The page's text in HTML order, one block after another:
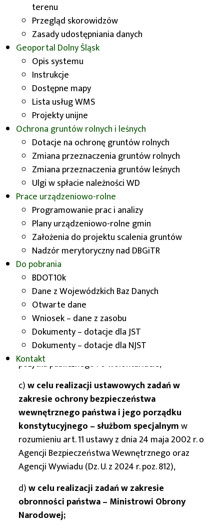
terenu
Przegląd skorowidzów
Zasady udostępniania danych
Geoportal Dolny Śląsk
Opis systemu
Instrukcje
Dostępne mapy
Lista usług WMS
Projekty unijne
Ochrona gruntów rolnych i leśnych
Dotacje na ochronę gruntów rolnych
Zmiana przeznaczenia gruntów rolnych
Zmiana przeznaczenia gruntów leśnych
Ulgi w spłacie należności WD
Prace urządzeniowo-rolne
Programowanie prac i analizy
Plany urządzeniowo-rolne gmin
Założenia do projektu scalenia gruntów
Nadzór merytoryczny nad DBGiTR
Do pobrania
BDOT10k
Dane z Wojewódzkich Baz Danych
Otwarte dane
Wniosek – dane z zasobu
Dokumenty – dotacje dla JST
Dokumenty – dotacje dla NJST
Kontakt
– uczelniom w rozumieniu ustawy z dnia 20 lipca
2018r. – Prawo o szkolnictwie wyższym i nauce
(Dz. U. z 2023 r. poz. 742, z późn. zm.),
– podmiotom, o których mowa w art. 3 ust. 2 i 3
ustawy z dnia 24 kwietnia 2003 r. o działalności
pożytku publicznego i o wolontariacie (Dz. U. z
2023 r. poz. 571 oraz z 2024 r. poz. 834);
b)w celu prowadzenia badań naukowych oraz
prac rozwojowych:
– podmiotom, o których mowa w art. 7 ust. 1 pkt 1,
2 i 4–7 ustawy z dnia 20 lipca 2018 r. – Prawo o
szkolnictwie wyższym i nauce, oraz innym
podmiotom posiadającym siedzibę na terytorium
Rzeczypospolitej Polskiej, będącym organizacjami
prowadzącymi badania i upowszechniającymi
wiedzę w rozumieniu art. 2 pkt 83 rozporządzenia
Komisji (UE) nr 651/2014 z dnia 17 czerwca 2014 r.
uznającego niektóre rodzaje pomocy za zgodne
z rynkiem wewnętrznym w zastosowaniu art. 107
i 108 Traktatu (Dz. Urz. UE L 187 z 26.06.2014, str. 1,
z późn. zm.),
– podmiotom, o których mowa w art. 3 ust. 2 i 3
ustawy z dnia 24 kwietnia 2003 r. o działalności
pożytku publicznego i o wolontariacie,
c)w celu realizacji ustawowych zadań w
zakresie ochrony bezpieczeństwa
wewnętrznego państwa i jego porządku
konstytucyjnego – służbom specjalnymw
rozumieniu art. 11 ustawy z dnia 24 maja 2002 r. o
Agencji Bezpieczeństwa Wewnętrznego oraz
Agencji Wywiadu (Dz. U. z 2024 r. poz. 812),
d)w celu realizacji zadań w zakresie
obronności państwa – Ministrowi Obrony
Narodowej;